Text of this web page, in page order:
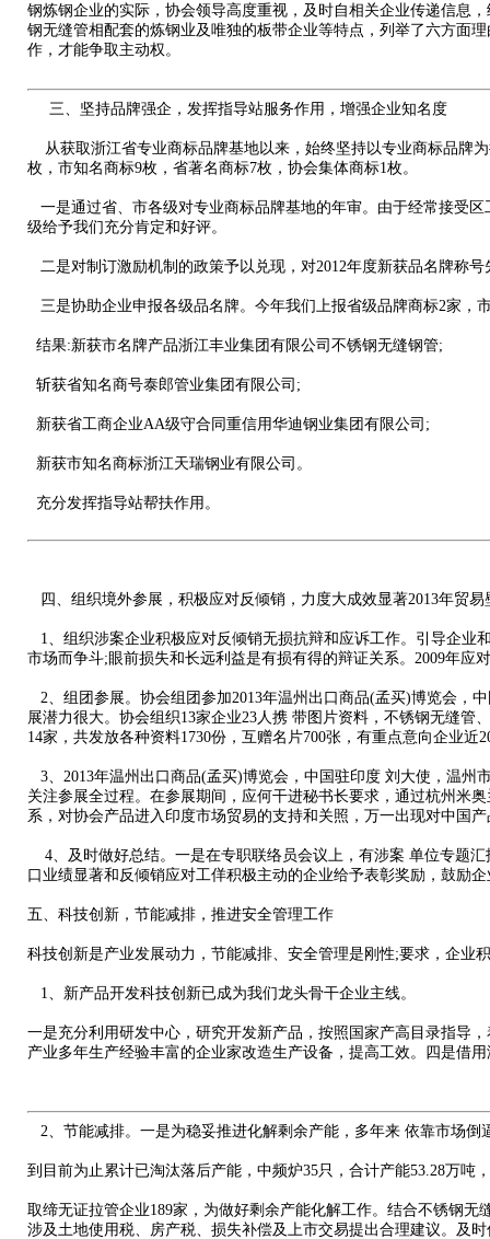
钢炼钢企业的实际，协会领导高度重视，及时自相关企业传递信息
钢无缝管相配套的炼钢业及唯独的板带企业等特点，列举了六方面
作，才能争取主动权。
三、坚持品牌强企，发挥指导站服务作用，增强企业知名度
从获取浙江省专业商标品牌基地以来，始终坚持以专业商标品牌
枚，市知名商标9枚，省著名商标7枚，协会集体商标1枚。
一是通过省、市各级对专业商标品牌基地的年审。由于经常接受
级给予我们充分肯定和好评。
二是对制订激励机制的政策予以兑现，对2012年度新获品名牌称
三是协助企业申报各级品名牌。今年我们上报省级品牌商标2家，
结果:新获市名牌产品浙江丰业集团有限公司不锈钢无缝钢管;
斩获省知名商号泰郎管业集团有限公司;
新获省工商企业AA级守合同重信用华迪钢业集团有限公司;
新获市知名商标浙江天瑞钢业有限公司。
充分发挥指导站帮扶作用。
四、组织境外参展，积极应对反倾销，力度大成效显著2013年贸
1、组织涉案企业积极应对反倾销无损抗辩和应诉工作。引导企业
市场而争斗;眼前损失和长远利益是有损有得的辩证关系。2009年应
2、组团参展。协会组团参加2013年温州出口商品(孟买)博览会，
展潜力很大。协会组织13家企业23人携 带图片资料，不锈钢无缝
14家，共发放各种资料1730份，互赠名片700张，有重点意向企业
3、2013年温州出口商品(孟买)博览会，中国驻印度 刘大使，温州
关注参展全过程。在参展期间，应何干进秘书长要求，通过杭州米
系，对协会产品进入印度市场贸易的支持和关照，万一出现对中国
4、及时做好总结。一是在专职联络员会议上，有涉案 单位专题
口业绩显著和反倾销应对工佯积极主动的企业给予表彰奖励，鼓励
五、科技创新，节能减排，推进安全管理工作
科技创新是产业发展动力，节能减排、安全管理是刚性;要求，企业
1、新产品开发科技创新已成为我们龙头骨干企业主线。
一是充分利用研发中心，研究开发新产品，按照国家产高目录指导
产业多年生产经验丰富的企业家改造生产设备，提高工效。四是借
2、节能减排。一是为稳妥推进化解剩余产能，多年来 依靠市场倒
到目前为止累计已淘汰落后产能，中频炉35只，合计产能53.28万吨
取缔无证拉管企业189家，为做好剩余产能化解工作。结合不锈钢
涉及土地使用税、房产税、损失补偿及上市交易提出合理建议。及